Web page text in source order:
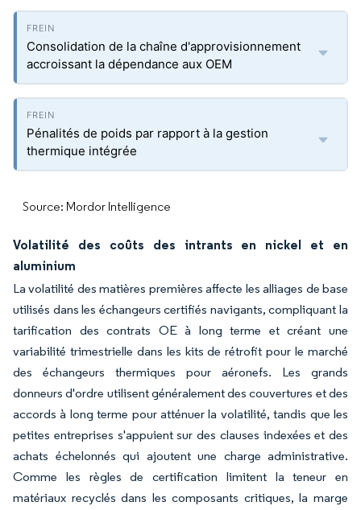
Consolidation de la chaîne d'approvisionnement
accroissant la dépendance aux OEM
Pénalités de poids par rapport à la gestion
thermique intégrée
Source: Mordor Intelligence
Volatilité des coûts des intrants en nickel et en
aluminium
La volatilité des matières premières affecte les alliages de base
utilisés dans les échangeurs certifiés navigants, compliquant la
tarification des contrats OE à long terme et créant une
variabilité trimestrielle dans les kits de rétrofit pour le marché
des échangeurs thermiques pour aéronefs. Les grands
donneurs d'ordre utilisent généralement des couvertures et des
accords à long terme pour atténuer la volatilité, tandis que les
petites entreprises s'appuient sur des clauses indexées et des
achats échelonnés qui ajoutent une charge administrative.
Comme les règles de certification limitent la teneur en
matériaux recyclés dans les composants critiques, la marge